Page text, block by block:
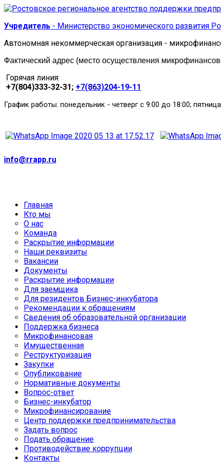
Учредитель - Министерство экономического развития
Автономная некоммерческая организация -
Фактический адрес (место осуществления
Горячая линия:
+7(804)333-32-31; +7(863)204-19-11
График работы: понедельник - четверг с 9:00 до 18:00;
info@rrapp.ru
Главная
Кто мы
О нас
Команда
Раскрытие информации
Наши реквизиты
Вакансии
Документы
Раскрытие информации
Для заемщика
Для резидентов Бизнес-инкубатора
Рекомендации к обращениям
Сведения об образовательной организации
Поддержка бизнеса
Микрофинансовая
Имущественная
Реструктуризация
Закупки
Опубликование
Нормативные документы
Вопрос-ответ
Бизнес-инкубатор
Микрофинансирование
Центр поддержки предпринимательства
Задать вопрос
Подать обращение
Противодействие коррупции
Контакты